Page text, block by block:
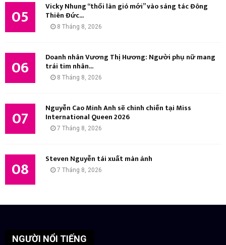
05 Vicky Nhung “thổi làn gió mới” vào sáng tác Đông
Thiên Đức...
8 Tháng 8, 2026
06 Doanh nhân Vương Thị Hương: Người phụ nữ mang
trái tim nhân...
8 Tháng 8, 2026
07 Nguyễn Cao Minh Anh sẽ chinh chiến tại Miss
International Queen 2026
7 Tháng 8, 2026
08 Steven Nguyễn tái xuất màn ảnh
7 Tháng 8, 2026
NGƯỜI NỔI TIẾNG